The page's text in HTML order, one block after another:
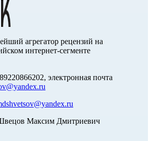
агрегатор рецензий на
интернет-сегменте
электронная почта
Максим Дмитриевич